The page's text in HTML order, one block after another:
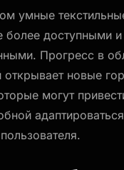
умные
более доступными и
Прогресс в
открывает новые
могут